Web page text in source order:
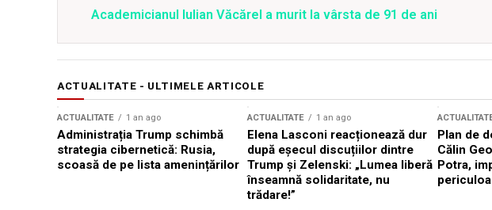
Academicianul Iulian Văcărel a murit la vârsta de 91 de ani
ACTUALITATE - ULTIMELE ARTICOLE
ACTUALITATE 1 an ago
Administrația Trump schimbă
strategia cibernetică: Rusia,
scoasă de pe lista amenințărilor
ACTUALITATE 1 an ago
Elena Lasconi reacționează dur
după eșecul discuțiilor dintre
Trump și Zelenski: „Lumea liberă
înseamnă solidaritate, nu
trădare!”
Plan de
Călin
Potra,